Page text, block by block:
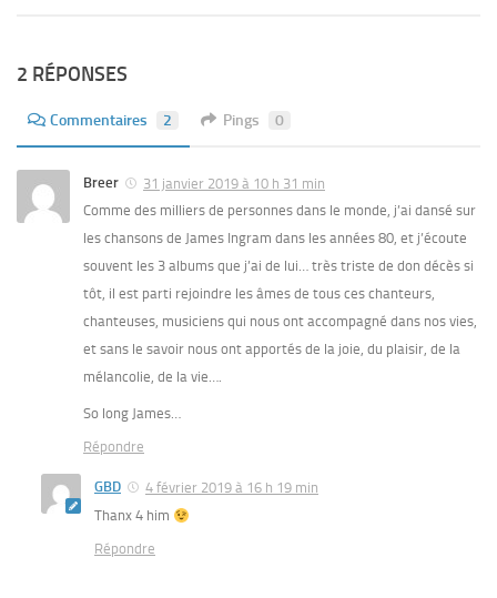
2 RÉPONSES
Commentaires 2 Pings 0
Breer
31 janvier 2019 à 10 h 31 min
Comme des milliers de personnes dans le monde, j’ai dansé sur
les chansons de James Ingram dans les années 80, et j’écoute
souvent les 3 albums que j’ai de lui… très triste de don décès si
tôt, il est parti rejoindre les âmes de tous ces chanteurs,
chanteuses, musiciens qui nous ont accompagné dans nos vies,
et sans le savoir nous ont apportés de la joie, du plaisir, de la
mélancolie, de la vie….
So long James…
Répondre
GBD
4 février 2019 à 16 h 19 min
Thanx 4 him
Répondre